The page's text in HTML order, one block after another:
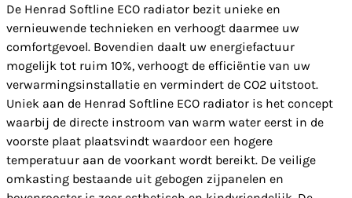
De Henrad Softline ECO radiator bezit unieke en
vernieuwende technieken en verhoogt daarmee uw
comfortgevoel. Bovendien daalt uw energiefactuur
mogelijk tot ruim 10%, verhoogt de efficiëntie van uw
verwarmingsinstallatie en vermindert de CO2 uitstoot.
Uniek aan de Henrad Softline ECO radiator is het concept
waarbij de directe instroom van warm water eerst in de
voorste plaat plaatsvindt waardoor een hogere
temperatuur aan de voorkant wordt bereikt. De veilige
omkasting bestaande uit gebogen zijpanelen en